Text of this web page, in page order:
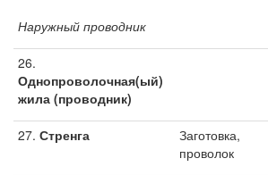
Наружный проводник
26.
Однопроволочная(ый)
жила (проводник)
27. Стренга
проволок